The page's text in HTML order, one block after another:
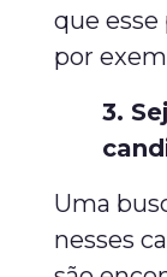
que
por
3.
Uma
nesses